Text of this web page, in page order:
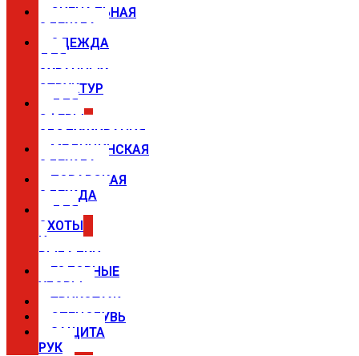
СИГНАЛЬНАЯ
ОДЕЖДА
ОДЕЖДА
ДЛЯ
ОХРАННЫХ
СТРУКТУР
ДЛЯ
СФЕРЫ
ОБСЛУЖИВАНИЯ
МЕДИЦИНСКАЯ
ОДЕЖДА
ПОВАРСКАЯ
ОДЕЖДА
ДЛЯ
ОХОТЫ
И
РЫБАЛКИ
ГОЛОВНЫЕ
УБОРЫ
ТРИКОТАЖ
СПЕЦОБУВЬ
ЗАЩИТА
РУК